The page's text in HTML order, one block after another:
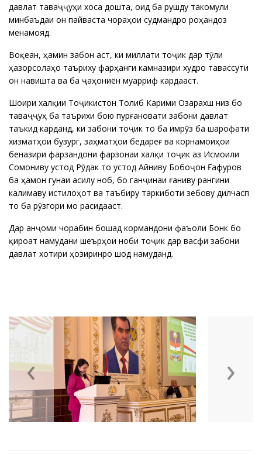
давлатӣ таваҷҷуҳи хоса дошта, оид ба рушду такомули
минбаъдаи он пайваста чораҳои судмандро роҳандозӣ
менамояд.
Воқеан, ҳамин забон аст, ки миллати тоҷик дар тӯли
ҳазорсолаҳо таъриху фарҳанги камназири худро тавассути
он навишта ва ба ҷаҳониён муаррифӣ кардааст.
Шоири халқии Тоҷикистон Толиб Карими Озарахш низ бо
таваҷҷуҳ ба таърихи бою пурғановати забони давлатӣ
таъкид карданд, ки забони тоҷикӣ то ба имрӯз ба шарофати
хизматҳои бузург, заҳматҳои бедареғ ва корнамоиҳои
беназири фарзандони фарзонаи халқи тоҷик аз Исмоили
Сомониву устод Рӯдакӣ то устод Айниву Бобоҷон Ғафуров
ба ҳамон гунаи асилу ноб, бо ганҷинаи ғаниву рангини
калимаву истилоҳот ва таъбиру таркиботи зебову дилчасп
то ба рӯзгори мо расидааст.
Дар анҷоми чорабинӣ бошад кормандони фаъоли Бонк бо
қироат намудани шеърҳои ноби тоҷикӣ дар васфи забони
давлатӣ хотири ҳозиринро шод намуданд.
‹ ›